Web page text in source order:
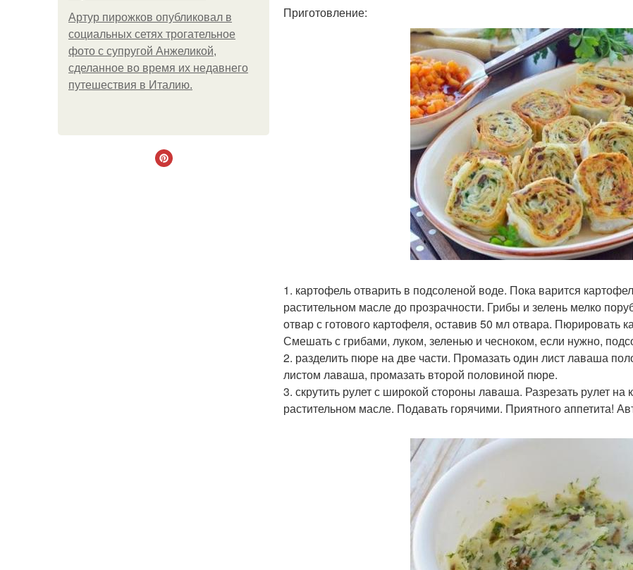
Артур пирожков опубликовал в
социальных сетях трогательное
фото с супругой Анжеликой,
сделанное во время их недавнего
путешествия в Италию.
Приготовление:
1. картофель отварить в подсоленой воде. Пока варится
растительном масле до прозрачности. Грибы и зелень мелко
отвар с готового картофеля, оставив 50 мл отвара. Пюрировать
Смешать с грибами, луком, зеленью и чесноком, если нужно,
2. разделить пюре на две части. Промазать один лист лаваша
листом лаваша, промазать второй половиной пюре.
3. скрутить рулет с широкой стороны лаваша. Разрезать рулет на
растительном масле. Подавать горячими. Приятного аппетита!